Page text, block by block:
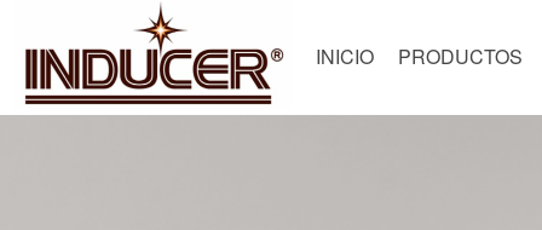
INICIO PRODUCTOS